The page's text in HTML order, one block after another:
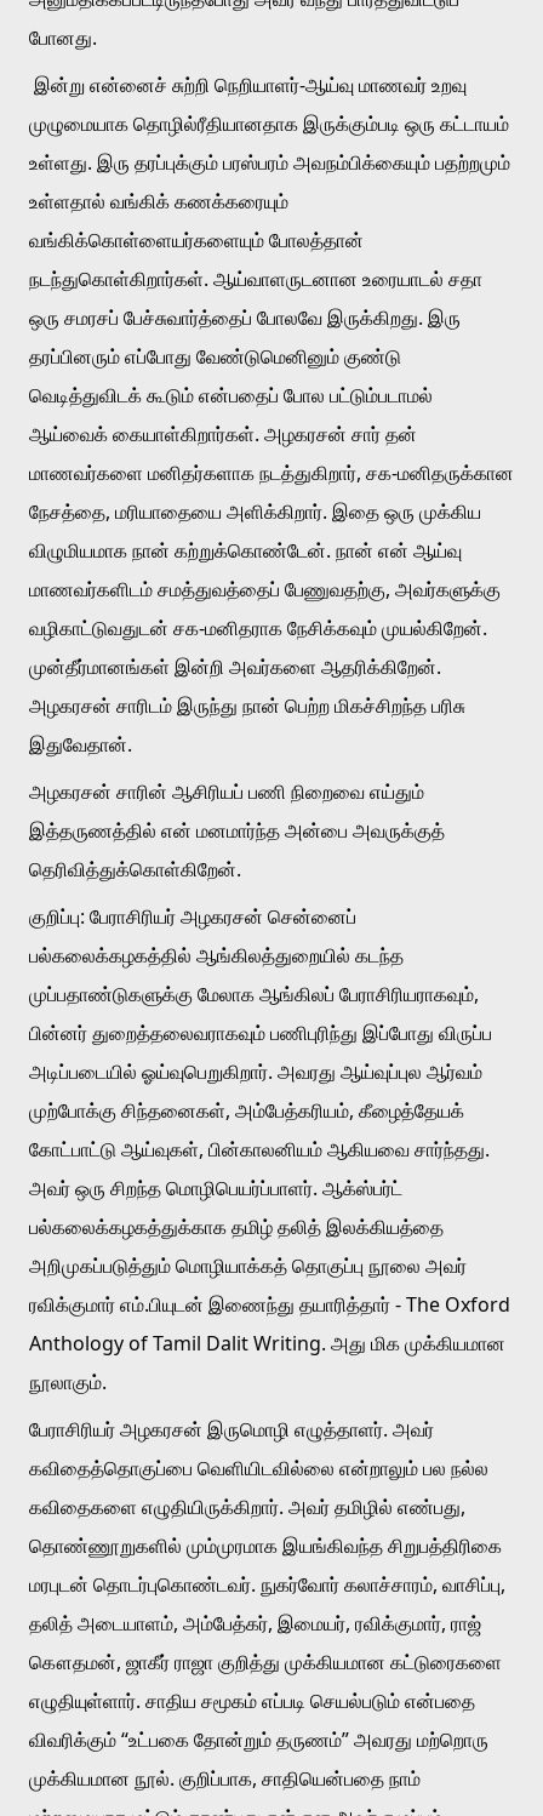
போனது.
முழுமையாக தொழில்ரீதியானதாக இருக்கும்படி ஒரு கட்டாயம்
உள்ளது. இரு தரப்புக்கும் பரஸ்பரம் அவநம்பிக்கையும் பதற்றமும்
உள்ளதால் வங்கிக் கணக்கரையும்
வங்கிக்கொள்ளையர்களையும் போலத்தான்
நடந்துகொள்கிறார்கள். ஆய்வாளருடனான உரையாடல் சதா
ஒரு சமரசப் பேச்சுவார்த்தைப் போலவே இருக்கிறது. இரு
தரப்பினரும் எப்போது வேண்டுமெனினும் குண்டு
வெடித்துவிடக் கூடும் என்பதைப் போல பட்டும்படாமல்
ஆய்வைக் கையாள்கிறார்கள். அழகரசன் சார் தன்
மாணவர்களை மனிதர்களாக நடத்துகிறார், சக-மனிதருக்கான
நேசத்தை, மரியாதையை அளிக்கிறார். இதை ஒரு முக்கிய
விழுமியமாக நான் கற்றுக்கொண்டேன். நான் என் ஆய்வு
மாணவர்களிடம் சமத்துவத்தைப் பேணுவதற்கு, அவர்களுக்கு
வழிகாட்டுவதுடன் சக-மனிதராக நேசிக்கவும் முயல்கிறேன்.
முன்தீர்மானங்கள் இன்றி அவர்களை ஆதரிக்கிறேன்.
அழகரசன் சாரிடம் இருந்து நான் பெற்ற மிகச்சிறந்த பரிசு
இதுவேதான்.
அழகரசன் சாரின் ஆசிரியப் பணி நிறைவை எய்தும்
இத்தருணத்தில் என் மனமார்ந்த அன்பை அவருக்குத்
தெரிவித்துக்கொள்கிறேன்.
குறிப்பு: பேராசிரியர் அழகரசன் சென்னைப்
பல்கலைக்கழகத்தில் ஆங்கிலத்துறையில் கடந்த
முப்பதாண்டுகளுக்கு மேலாக ஆங்கிலப் பேராசிரியராகவும்,
பின்னர் துறைத்தலைவராகவும் பணிபுரிந்து இப்போது விருப்ப
அடிப்படையில் ஓய்வுபெறுகிறார். அவரது ஆய்வுப்புல ஆர்வம்
முற்போக்கு சிந்தனைகள், அம்பேத்கரியம், கீழைத்தேயக்
கோட்பாட்டு ஆய்வுகள், பின்காலனியம் ஆகியவை சார்ந்தது.
அவர் ஒரு சிறந்த மொழிபெயர்ப்பாளர். ஆக்ஸ்பர்ட்
பல்கலைக்கழகத்துக்காக தமிழ் தலித் இலக்கியத்தை
அறிமுகப்படுத்தும் மொழியாக்கத் தொகுப்பு நூலை அவர்
ரவிக்குமார் எம்.பியுடன் இணைந்து தயாரித்தார் - The Oxford
Anthology of Tamil Dalit Writing. அது மிக முக்கியமான
நூலாகும்.
பேராசிரியர் அழகரசன் இருமொழி எழுத்தாளர். அவர்
கவிதைத்தொகுப்பை வெளியிடவில்லை என்றாலும் பல நல்ல
கவிதைகளை எழுதியிருக்கிறார். அவர் தமிழில் எண்பது,
தொண்ணூறுகளில் மும்முரமாக இயங்கிவந்த சிறுபத்திரிகை
மரபுடன் தொடர்புகொண்டவர். நுகர்வோர் கலாச்சாரம், வாசிப்பு,
தலித் அடையாளம், அம்பேத்கர், இமையர், ரவிக்குமார், ராஜ்
கௌதமன், ஜாகீர் ராஜா குறித்து முக்கியமான கட்டுரைகளை
எழுதியுள்ளார். சாதிய சமூகம் எப்படி செயல்படும் என்பதை
விவரிக்கும் “உட்பகை தோன்றும் தருணம்” அவரது மற்றொரு
முக்கியமான நூல். குறிப்பாக, சாதியென்பதை நாம்